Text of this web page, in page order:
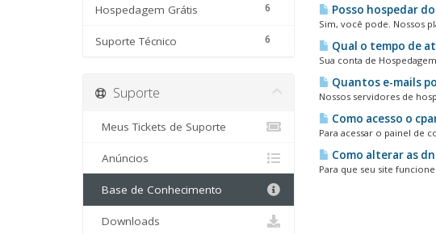
6
Hospedagem Grátis
6
Suporte Técnico
Posso hospedar
Sim, você pode. Nossos
Qual o tempo de
Sua conta de
Quantos e-mails
Nossos servidores de
Como acesso o
Para acessar o painel de
Como alterar as
Para que seu site
Suporte
Meus Tickets de Suporte
Anúncios
Base de Conhecimento
Downloads